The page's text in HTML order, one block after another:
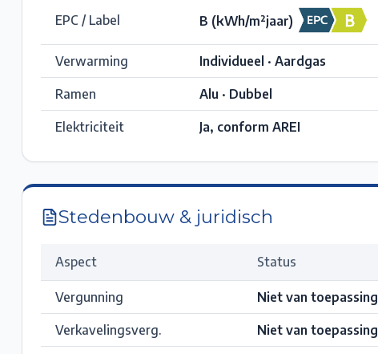
EPC / Label B (kWh/m²jaar)
Verwarming Individueel · Aardgas
Ramen Alu · Dubbel
Elektriciteit Ja, conform AREI
Stedenbouw & juridisch
Aspect Status
Vergunning Niet van toepassing
Verkavelingsverg. Niet van toepassing